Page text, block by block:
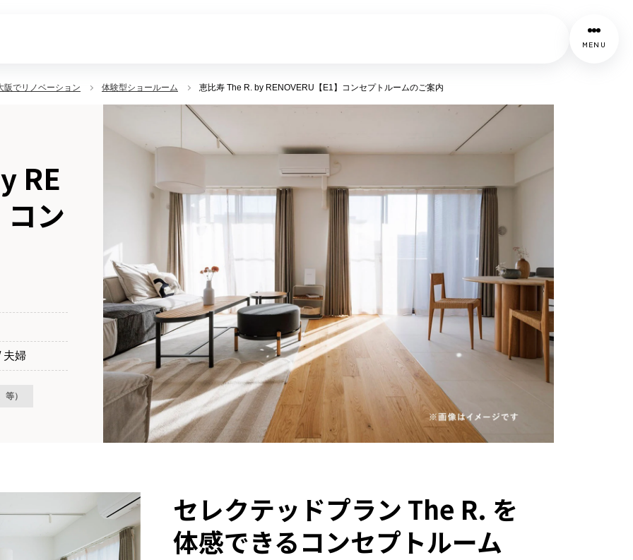
MENU
阪でリノベーション 体験型ショールーム 恵比寿 The R. by RENOVERU【E1】コンセプトルームのご案内
RE
ン
夫婦
等）
セレクテッドプラン The R. を
体感できるコンセプトルーム